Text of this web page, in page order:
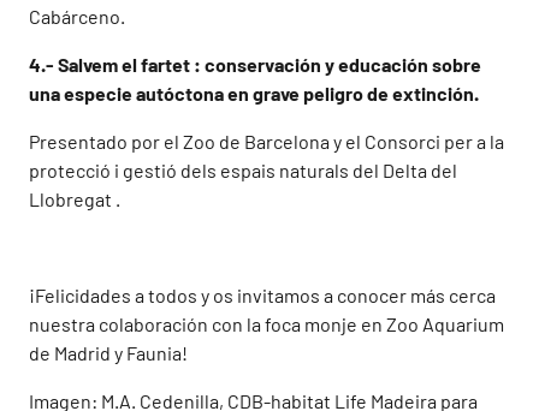
Cabárceno.
4.- Salvem el fartet : conservación y educación sobre
una especie autóctona en grave peligro de extinción.
Presentado por el Zoo de Barcelona y el Consorci per a la
protecció i gestió dels espais naturals del Delta del
Llobregat .
¡Felicidades a todos y os invitamos a conocer más cerca
nuestra colaboración con la foca monje en Zoo Aquarium
de Madrid y Faunia!
Imagen: M.A. Cedenilla, CDB-habitat Life Madeira para